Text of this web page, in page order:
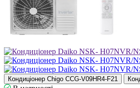
Кондиціонер Chigo CCG-V09HR4-F21